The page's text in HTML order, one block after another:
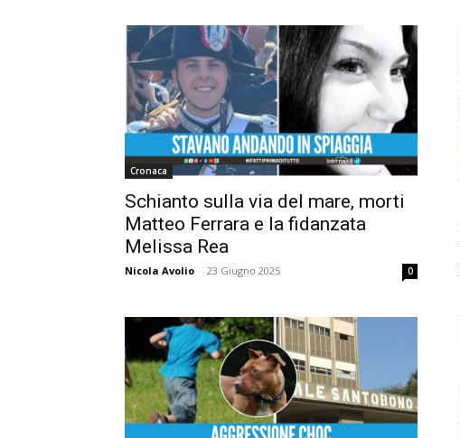
Cronaca
Schianto sulla via del mare, morti
Matteo Ferrara e la fidanzata
Melissa Rea
Nicola Avolio - 23 Giugno 2025 0